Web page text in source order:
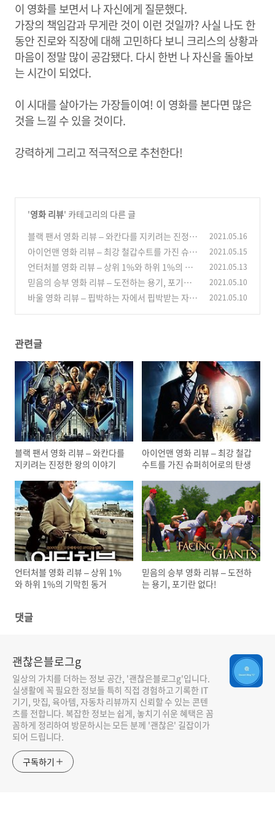
이 영화를 보면서 나 자신에게 질문했다.
가장의 책임감과 무게란 것이 이런 것일까? 사실 나도 한
동안 진로와 직장에 대해 고민하다 보니 크리스의 상황과
마음이 정말 많이 공감됐다. 다시 한번 나 자신을 돌아보
는 시간이 되었다.
이 시대를 살아가는 가장들이여! 이 영화를 본다면 많은
것을 느낄 수 있을 것이다.
강력하게 그리고 적극적으로 추천한다!
'영화 리뷰' 카테고리의 다른 글
블랙 팬서 영화 리뷰 – 와칸다를 지키려는 진정한
왕의 이야기
(1)
2021.05.16
아이언맨 영화 리뷰 – 최강 철갑수트를 가진 슈퍼
히어로의 탄생 (0)
2021.05.15
언터처블 영화 리뷰 – 상위 1%와 하위 1%의 기
막힌 동거
(0)
2021.05.13
믿음의 승부 영화 리뷰 – 도전하는 용기, 포기란
없다! (2)
2021.05.10
바울 영화 리뷰 – 핍박하는 자에서 핍박받는 자가
2021.05.10
관련글
블랙 팬서 영화 리뷰 – 와칸다를
지키려는 진정한 왕의 이야기
아이언맨 영화 리뷰 – 최강 철갑
수트를 가진 슈퍼히어로의 탄생
언터처블 영화 리뷰 – 상위 1%
와 하위 1%의 기막힌 동거
믿음의 승부 영화 리뷰 – 도전하
는 용기, 포기란 없다!
댓글
괜찮은블로그g
일상의 가치를 더하는 정보 공간, '괜찮은블로그g'입니다.
실생활에 꼭 필요한 정보들 특히 직접 경험하고 기록한 IT
기기, 맛집, 육아템, 자동차 리뷰까지 신뢰할 수 있는 콘텐
츠를 전합니다. 복잡한 정보는 쉽게, 놓치기 쉬운 혜택은 꼼
꼼하게 정리하여 방문하시는 모든 분께 '괜찮은' 길잡이가
되어 드립니다.
구독하기